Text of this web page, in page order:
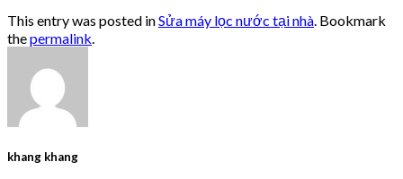
This entry was posted inSửa máy lọc nước tại nhà . Bookmark
thepermalink
khang khang